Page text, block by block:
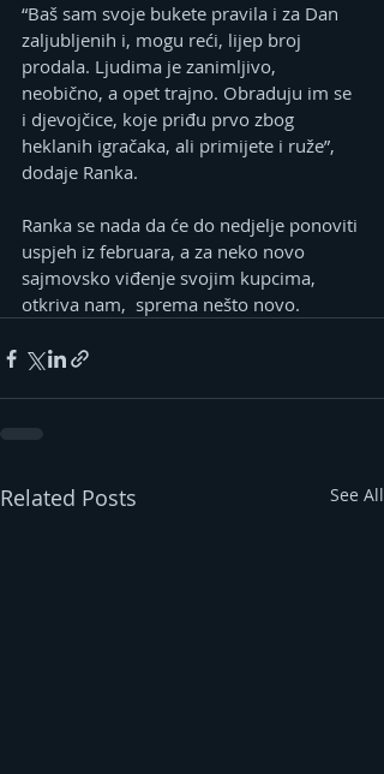
“Baš sam svoje bukete pravila i za Dan
zaljubljenih i, mogu reći, lijep broj
prodala. Ljudima je zanimljivo,
neobično, a opet trajno. Obraduju im se
i djevojčice, koje priđu prvo zbog
heklanih igračaka, ali primijete i ruže”,
dodaje Ranka.
Ranka se nada da će do nedjelje ponoviti
uspjeh iz februara, a za neko novo
sajmovsko viđenje svojim kupcima,
otkriva nam,  sprema nešto novo.
Related Posts See All